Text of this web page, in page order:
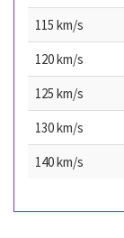
115 km/s
120 km/s
125 km/s
130 km/s
140 km/s